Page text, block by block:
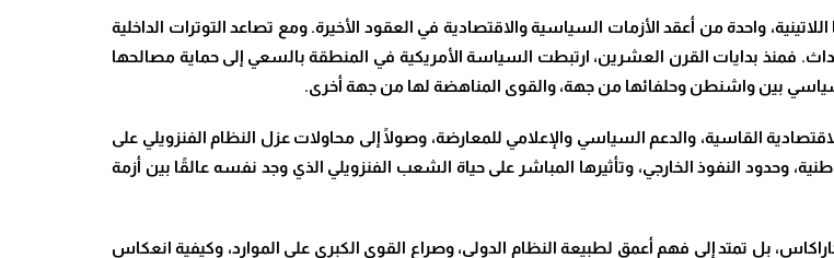
واحدة من أعقد الأزمات السياسية والاقتصادية في العقود الأخيرة. ومع تصاعد التوترات الداخلية
فمنذ بدايات القرن العشرين، ارتبطت السياسة الأمريكية في المنطقة بالسعي إلى حماية مصالحها
بين واشنطن وحلفائها من جهة، والقوى المناهضة لها من جهة أخرى.
القاسية، والدعم السياسي والإعلامي للمعارضة، وصولًا إلى محاولات عزل النظام الفنزويلي على
وحدود النفوذ الخارجي، وتأثيرها المباشر على حياة الشعب الفنزويلي الذي وجد نفسه عالقًا بين أزمة
بل تمتد إلى فهم أعمق لطبيعة النظام الدولي، وصراع القوى الكبرى على الموارد، وكيفية انعكاس